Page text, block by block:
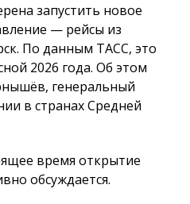
запустить новое
— рейсы из
По данным ТАСС, это
2026 года. Об этом
генеральный
в странах Средней
время открытие
обсуждается.